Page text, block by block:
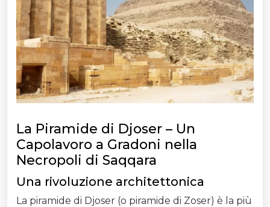
La Piramide di Djoser – Un
Capolavoro a Gradoni nella
Necropoli di Saqqara
Una rivoluzione architettonica
La piramide di Djoser (o piramide di Zoser) è la più